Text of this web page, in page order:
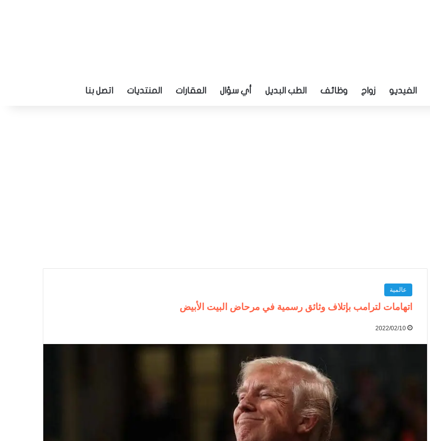
الفيديو زواج وظائف الطب البديل أي سؤال العقارات المنتديات اتصل بنا
عالمية
اتهامات لترامب بإتلاف وثائق رسمية في مرحاض البيت الأبيض
2022/02/10